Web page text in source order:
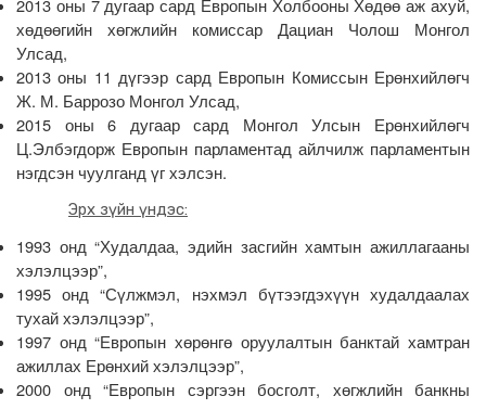
2013 оны 7 дугаар сард Европын Холбооны Хөдөө аж ахуй,
хөдөөгийн хөгжлийн комиссар Дациан Чолош Монгол
Улсад,
2013 оны 11 дүгээр сард Европын Комиссын Ерөнхийлөгч
Ж. М. Баррозо Монгол Улсад,
2015 оны 6 дугаар сард Монгол Улсын Ерөнхийлөгч
Ц.Элбэгдорж Европын парламентад айлчилж парламентын
нэгдсэн чуулганд үг хэлсэн.
Эрх зүйн үндэс:
1993 онд “Худалдаа, эдийн засгийн хамтын ажиллагааны
хэлэлцээр”,
1995 онд “Сүлжмэл, нэхмэл бүтээгдэхүүн худалдаалах
тухай хэлэлцээр”,
1997 онд “Европын хөрөнгө оруулалтын банктай хамтран
ажиллах Ерөнхий хэлэлцээр”,
2000 онд “Европын сэргээн босголт, хөгжлийн банкны